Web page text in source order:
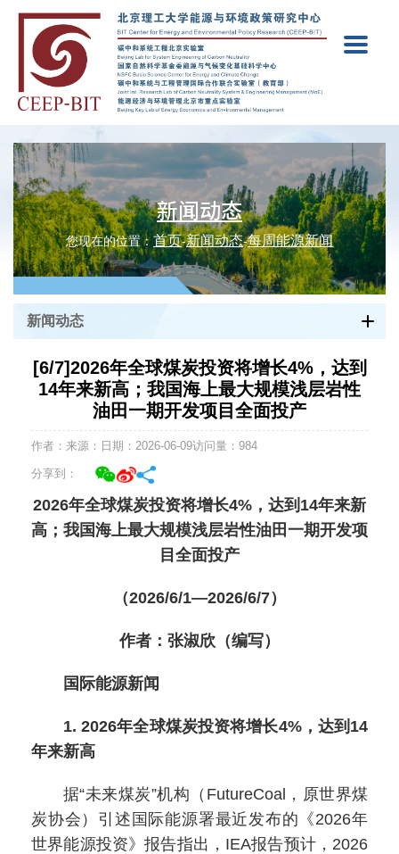
新闻动态
您现在的位置：首页-新闻动态-每周能源新闻
新闻动态
[6/7]2026年全球煤炭投资将增长4%，达到
14年来新高；我国海上最大规模浅层岩性
油田一期开发项目全面投产
作者： 来源： 日期：2026-06-09访问量： 984
分享到：
2026年全球煤炭投资将增长4%，达到14年来新
高；我国海上最大规模浅层岩性油田一期开发项
目全面投产
（2026/6/1—2026/6/7）
作者：张淑欣（编写）
国际能源新闻
1. 2026年全球煤炭投资将增长4%，达到14
年来新高
据“未来煤炭”机构（FutureCoal，原世界煤
炭协会）引述国际能源署最近发布的《2026年
世界能源投资》报告指出，IEA报告预计，2026